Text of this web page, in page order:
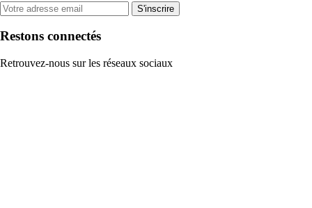
S'inscrire
Restons connectés
Retrouvez-nous sur les réseaux sociaux